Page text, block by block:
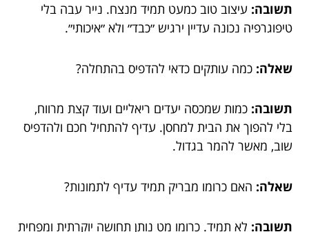
תשובה: עיצוב טוב כמעט תמיד מנצח. נייר עבה בלי
טיפוגרפיה נכונה עדיין ירגיש ״כבד״ ולא ״איכותי״.
שאלה: כמה עותקים כדאי להדפיס בהתחלה?
תשובה: כמות שמכסה יעדים ריאליים ועוד קצת מרווח,
בלי להפוך את הבית למחסן. עדיף להתחיל חכם ולהדפיס
שוב, מאשר להמר בגדול.
שאלה: האם כרומו מבריק תמיד עדיף לתמונות?
תשובה: לא תמיד. כרומו מט נותן תחושה יוקרתית ומפחית